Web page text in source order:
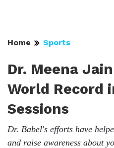
Home Sports
Dr. Meena
World Record
Sessions
Dr. Babel's efforts have
and raise awareness about